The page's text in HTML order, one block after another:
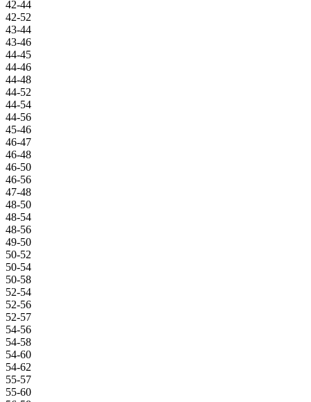
42-44
42-52
43-44
43-46
44-45
44-46
44-48
44-52
44-54
44-56
45-46
46-47
46-48
46-50
46-56
47-48
48-50
48-54
48-56
49-50
50-52
50-54
50-58
52-54
52-56
52-57
54-56
54-58
54-60
54-62
55-57
55-60